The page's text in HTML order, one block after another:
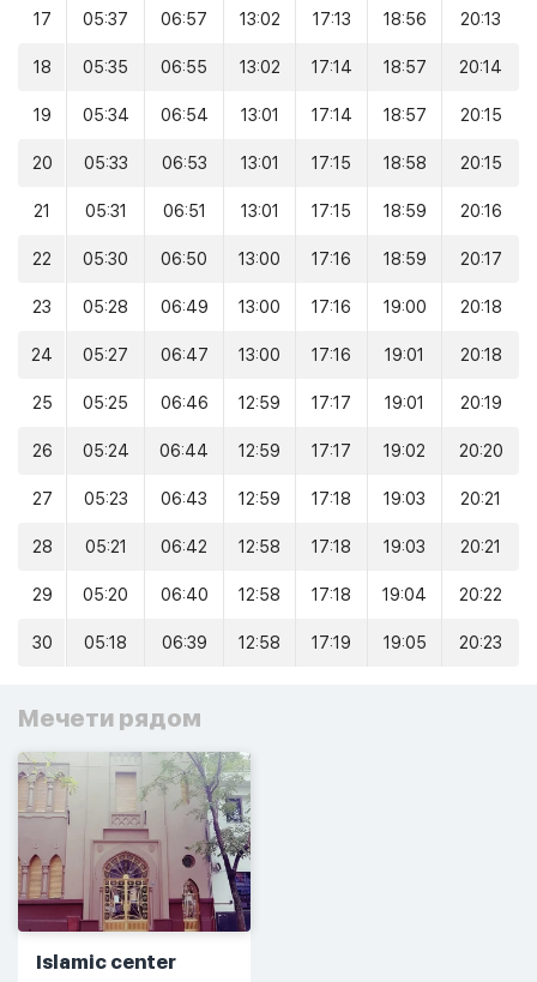
17 05:37 06:57 13:02 17:13 18:56 20:13
18 05:35 06:55 13:02 17:14 18:57 20:14
19 05:34 06:54 13:01 17:14 18:57 20:15
20 05:33 06:53 13:01 17:15 18:58 20:15
21 05:31 06:51 13:01 17:15 18:59 20:16
22 05:30 06:50 13:00 17:16 18:59 20:17
23 05:28 06:49 13:00 17:16 19:00 20:18
24 05:27 06:47 13:00 17:16 19:01 20:18
25 05:25 06:46 12:59 17:17 19:01 20:19
26 05:24 06:44 12:59 17:17 19:02 20:20
27 05:23 06:43 12:59 17:18 19:03 20:21
28 05:21 06:42 12:58 17:18 19:03 20:21
29 05:20 06:40 12:58 17:18 19:04 20:22
30 05:18 06:39 12:58 17:19 19:05 20:23
Мечети рядом
Islamic center